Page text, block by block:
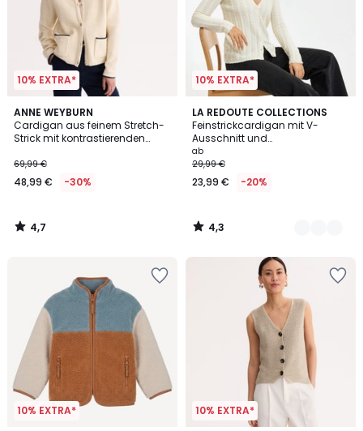
10% EXTRA*
ANNE WEYBURN
Cardigan aus feinem Stretch-
Strick mit kontrastierenden
69,99 €
48,99 € -30%
4,7
/ 5
4,7
/
10% EXTRA*
LA REDOUTE COLLECTIONS
Feinstrickcardigan mit V-
Ausschnitt und
Knopfverschluss
ab
29,99 €
23,99 € -20%
4,3
/ 5
3
Farben
4,3
/
10% EXTRA* 10% EXTRA*